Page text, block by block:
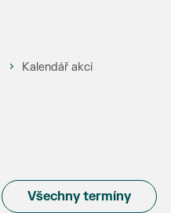
Kalendář akcí
Všechny termíny